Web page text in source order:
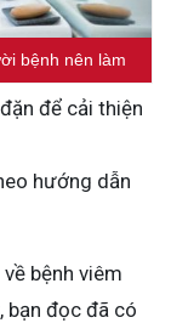
bệnh nên làm
để cải thiện
hướng dẫn
bệnh viêm
bạn đọc đã có